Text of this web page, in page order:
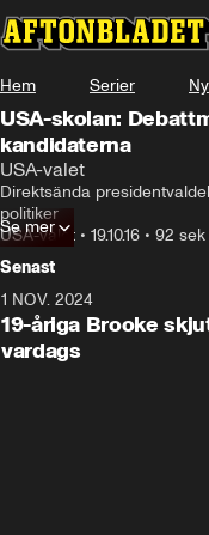
Hem Serier
USA-skolan:
kandidaterna
USA-valet
Direktsända
politiker
USA-valet • 19.10.16 • 92 sek
Se mer
Senast
1 NOV. 2024
19-åriga Brooke
vardags